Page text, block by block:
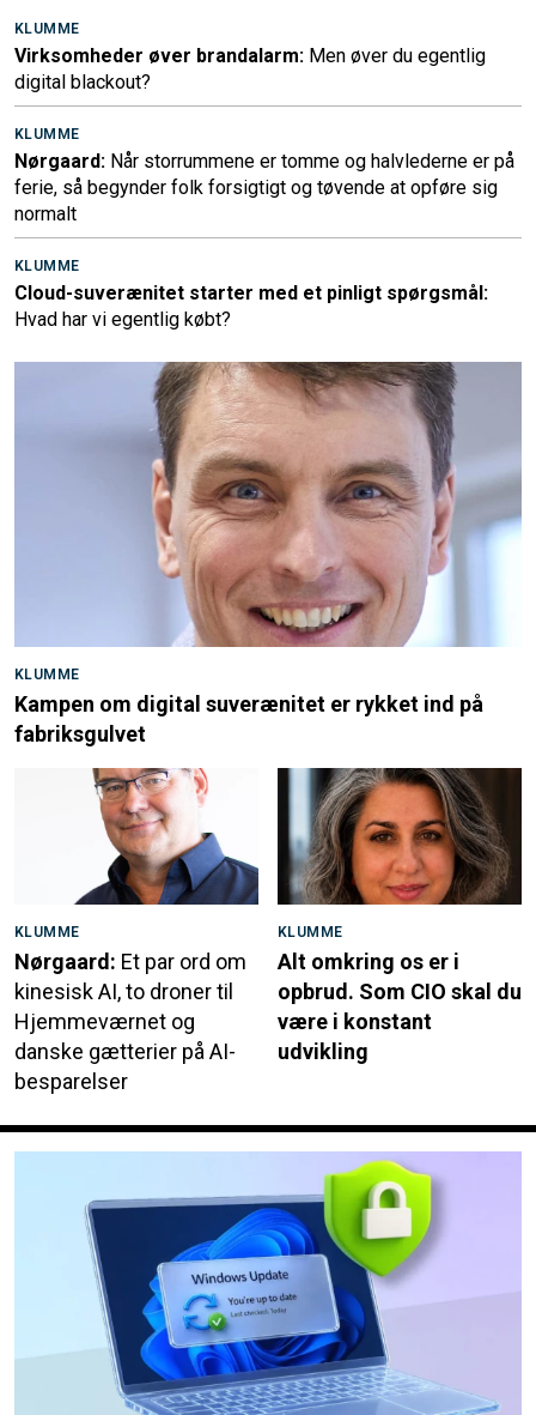
KLUMME
Virksomheder øver brandalarm: Men øver du egentlig
digital blackout?
KLUMME
Nørgaard: Når storrummene er tomme og halvlederne er på
ferie, så begynder folk forsigtigt og tøvende at opføre sig
normalt
KLUMME
Cloud-suverænitet starter med et pinligt spørgsmål:
Hvad har vi egentlig købt?
KLUMME
Kampen om digital suverænitet er rykket ind på
fabriksgulvet
KLUMME
Nørgaard: Et par ord om
kinesisk AI, to droner til
Hjemmeværnet og
danske gætterier på AI-
besparelser
KLUMME
Alt omkring os er i
opbrud. Som CIO skal du
være i konstant
udvikling